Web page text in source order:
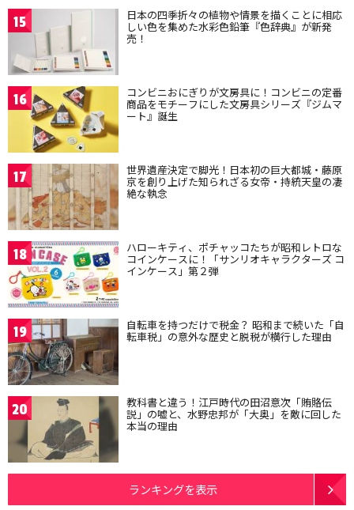
15 日本の四季折々の植物や情景を描くことに相応
しい色を集めた水彩色鉛筆『色辞典』が新発
売！
16 コンビニおにぎりが文房具に！コンビニの定番
商品をモチーフにした文房具シリーズ『ジムマ
ート』誕生
17 世界遺産決定で脚光！日本初の巨大都城・藤原
京を創り上げた知られざる女帝・持統天皇の凄
絶な執念
18 ハローキティ、ポチャッコたちが昭和レトロな
コインケースに！「サンリオキャラクターズ コ
インケース」第２弾
19 自転車を持つだけで税金？ 昭和まで続いた「自
転車税」の意外な歴史と脱税が横行した理由
20 教科書と違う！江戸時代の田沼意次「賄賂伝
説」の嘘と、水野忠邦が「大奥」を敵に回した
本当の理由
ランキングを表示